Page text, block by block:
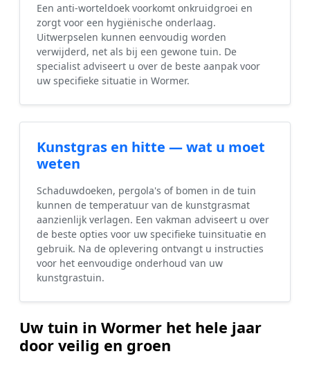
Een anti-worteldoek voorkomt onkruidgroei en
zorgt voor een hygiënische onderlaag.
Uitwerpselen kunnen eenvoudig worden
verwijderd, net als bij een gewone tuin. De
specialist adviseert u over de beste aanpak voor
uw specifieke situatie in Wormer.
Kunstgras en hitte — wat u moet
weten
Schaduwdoeken, pergola's of bomen in de tuin
kunnen de temperatuur van de kunstgrasmat
aanzienlijk verlagen. Een vakman adviseert u over
de beste opties voor uw specifieke tuinsituatie en
gebruik. Na de oplevering ontvangt u instructies
voor het eenvoudige onderhoud van uw
kunstgrastuin.
Uw tuin in Wormer het hele jaar
door veilig en groen